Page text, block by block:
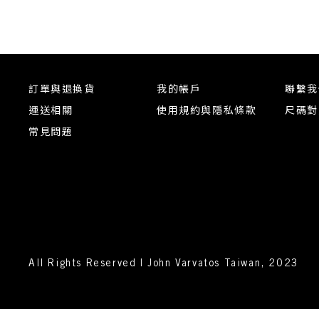
訂單與退換貨
運送相關
常見問題
我的帳戶
使用規約與隱私條款
聯繫
尺碼
All Rights Reserved | John Varvatos Taiwan, 2023